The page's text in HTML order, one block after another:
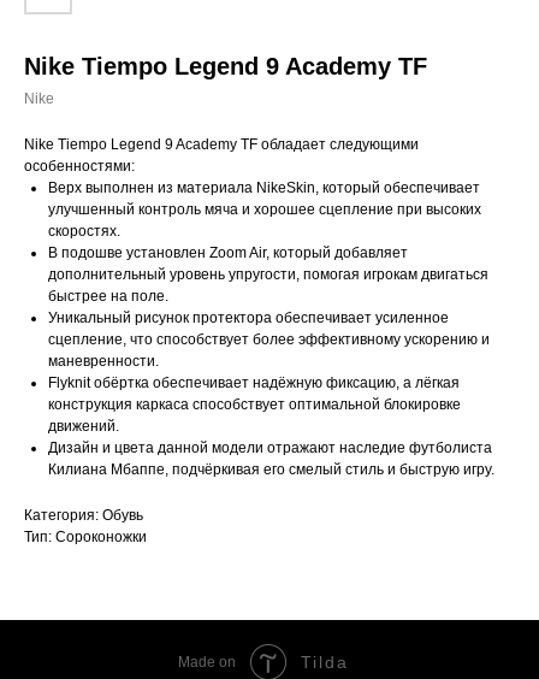
Nike Tiempo Legend 9 Academy TF
Nike
Nike Tiempo Legend 9 Academy TF обладает следующими
особенностями:
Верх выполнен из материала NikeSkin, который обеспечивает
улучшенный контроль мяча и хорошее сцепление при высоких
скоростях.
В подошве установлен Zoom Air, который добавляет
дополнительный уровень упругости, помогая игрокам двигаться
быстрее на поле.
Уникальный рисунок протектора обеспечивает усиленное
сцепление, что способствует более эффективному ускорению и
маневренности.
Flyknit обёртка обеспечивает надёжную фиксацию, а лёгкая
конструкция каркаса способствует оптимальной блокировке
движений.
Дизайн и цвета данной модели отражают наследие футболиста
Килиана Мбаппе, подчёркивая его смелый стиль и быструю игру.
Категория: Обувь
Тип: Сороконожки
Made on Tilda